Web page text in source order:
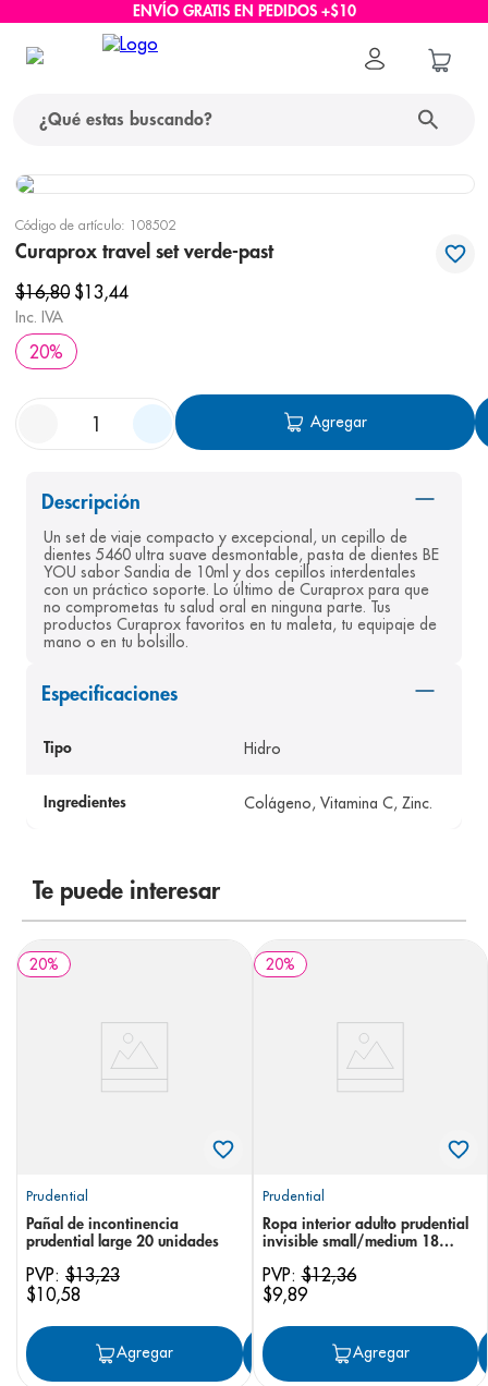
ENVÍO GRATIS EN PEDIDOS +$10
Código de artículo: 108502
Curaprox travel set verde-past
$16,80 $13,44
Inc. IVA
20%
Agregar
Descripción
Un set de viaje compacto y excepcional, un cepillo de
dientes 5460 ultra suave desmontable, pasta de dientes BE
YOU sabor Sandia de 10ml y dos cepillos interdentales
con un práctico soporte. Lo último de Curaprox para que
no comprometas tu salud oral en ninguna parte. Tus
productos Curaprox favoritos en tu maleta, tu equipaje de
mano o en tu bolsillo.
Especificaciones
Tipo Hidro
Ingredientes Colágeno, Vitamina C, Zinc.
Te puede interesar
20%
Prudential
Pañal de incontinencia
prudential large 20 unidades
PVP: $13,23
$10,58
Agregar Agregar
20%
Prudential
Ropa interior adulto prudential
invisible small/medium 18
PVP:$12,36
$9,89
Agregar
términos más buscados
1. protector solar
2. pañales
3.
4. cerave
5. nivea
shampoo
8. panolini
9. pediasure
10. prueba embarazo